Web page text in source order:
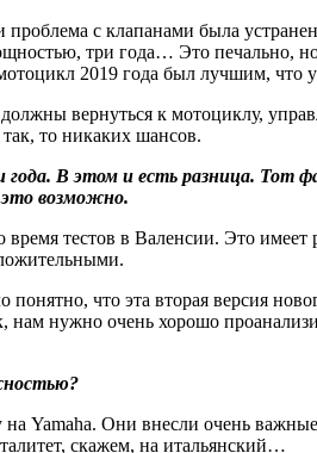
проблема с клапанами была
три года… Это печально,
2019 года был лучшим, что
вернуться к мотоциклу,
то никаких шансов.
В этом и есть разница. Тот
возможно.
тестов в Валенсии. Это
понятно, что эта вторая версия
нужно очень хорошо
на Yamaha. Они внесли очень
скажем, на итальянский…